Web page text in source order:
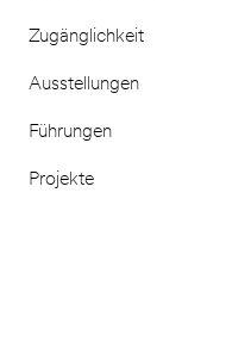
Zugänglichkeit
Ausstellungen
Führungen
Projekte